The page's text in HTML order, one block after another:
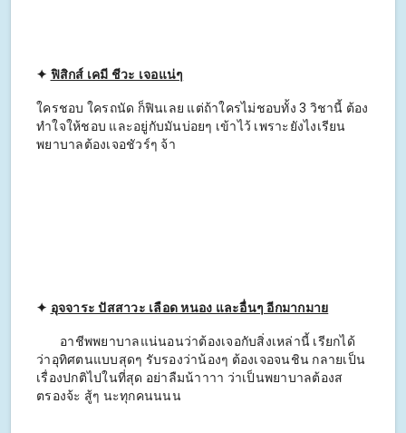
✦ ฟิสิกส์ เคมี ชีวะ เจอแน่ๆ
ใครชอบ ใครถนัด ก็ฟินเลย แต่ถ้าใครไม่ชอบทั้ง 3 วิชานี้ ต้อง
ทำใจให้ชอบ และอยู่กับมันบ่อยๆ เข้าไว้ เพราะยังไงเรียน
พยาบาลต้องเจอชัวร์ๆ จ้า
✦ อุจจาระ ปัสสาวะ เลือด หนอง และอื่นๆ อีกมากมาย
อาชีพพยาบาลแน่นอนว่าต้องเจอกับสิ่งเหล่านี้ เรียกได้
ว่าอุทิศตนแบบสุดๆ รับรองว่าน้องๆ ต้องเจอจนชิน กลายเป็น
เรื่องปกติไปในที่สุด อย่าลืมน้าาาา ว่าเป็นพยาบาลต้องส
ตรองจ้ะ สู้ๆ นะทุกคนนนน